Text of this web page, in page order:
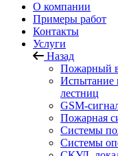
О компании
Примеры работ
Контакты
Услуги
Назад
Пожарный
Испытание
лестниц
GSM-
Пожарная
Системы
Системы